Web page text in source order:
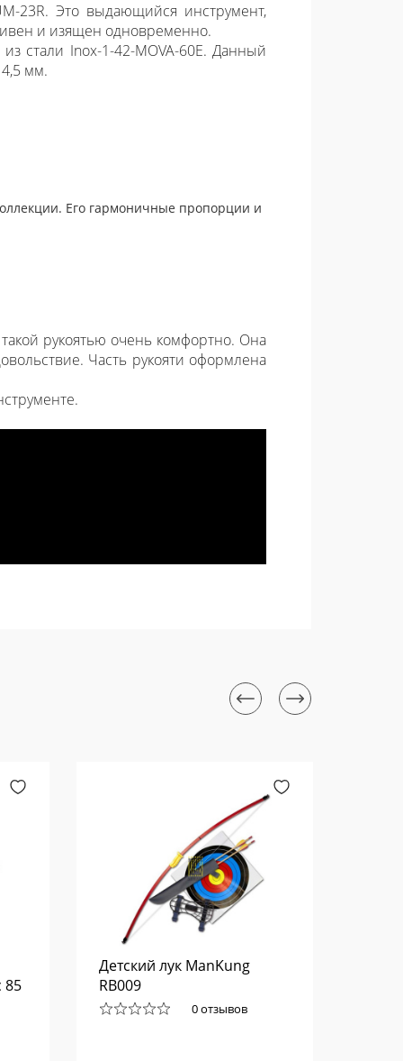
23R. Это выдающийся инструмент,
и изящен одновременно.
стали Inox-1-42-MOVA-60E. Данный
мм.
Его гармоничные пропорции и
рукоятью очень комфортно. Она
Часть рукояти оформлена
85
Детский лук ManKung
RB009
0 отзывов